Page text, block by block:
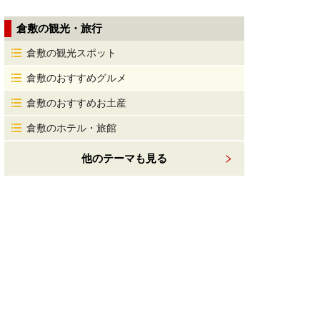
倉敷の観光・旅行
倉敷の観光スポット
倉敷のおすすめグルメ
倉敷のおすすめお土産
倉敷のホテル・旅館
他のテーマも見る